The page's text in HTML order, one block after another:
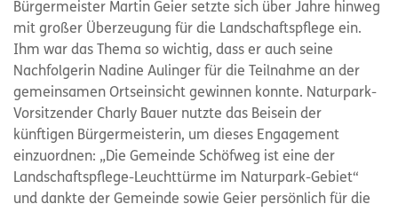
Bürgermeister Martin Geier setzte sich über Jahre hinweg
mit großer Überzeugung für die Landschaftspflege ein.
Ihm war das Thema so wichtig, dass er auch seine
Nachfolgerin Nadine Aulinger für die Teilnahme an der
gemeinsamen Ortseinsicht gewinnen konnte. Naturpark-
Vorsitzender Charly Bauer nutzte das Beisein der
künftigen Bürgermeisterin, um dieses Engagement
einzuordnen: „Die Gemeinde Schöfweg ist eine der
Landschaftspflege-Leuchttürme im Naturpark-Gebiet“
und dankte der Gemeinde sowie Geier persönlich für die